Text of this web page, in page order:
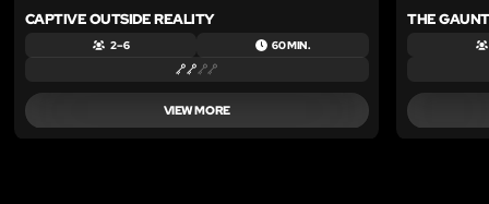
CAPTIVE OUTSIDE REALITY
2 – 6 60 MIN.
VIEW MORE
THE